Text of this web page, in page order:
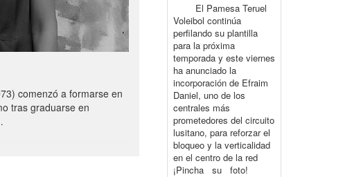
comenzó a formarse en
tras graduarse en
El Pamesa Teruel
Voleibol continúa
perfilando su plantilla
para la próxima
temporada y este viernes
ha anunciado la
incorporación de Efraim
Daniel, uno de los
centrales más
prometedores del circuito
lusitano, para reforzar el
bloqueo y la verticalidad
en el centro de la red
¡Pincha su foto!